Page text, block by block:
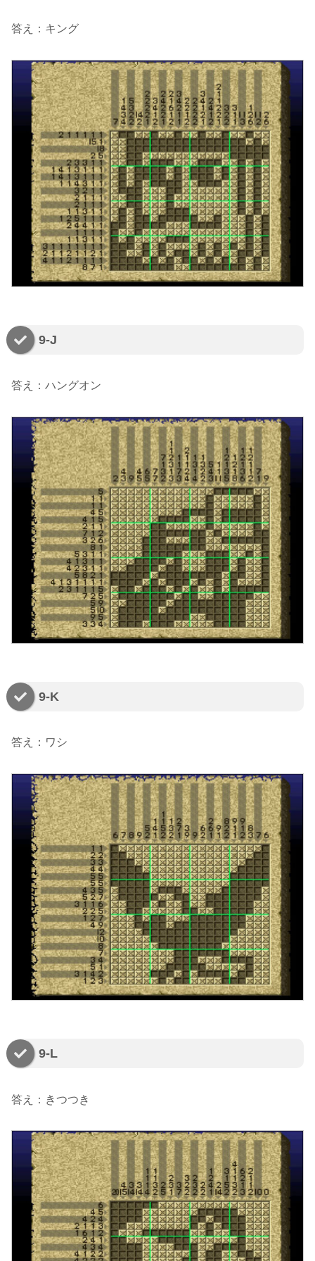
答え：キング
9-J
答え：ハングオン
9-K
答え：ワシ
9-L
答え：きつつき